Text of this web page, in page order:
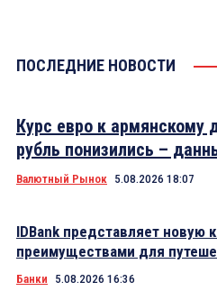
ПОСЛЕДНИЕ НОВОСТИ
Курс евро к армянскому
рубль понизились –
Валютный Рынок 5.08.2026 18:07
IDBank представляет новую
преимуществами для
Банки 5.08.2026 16:36